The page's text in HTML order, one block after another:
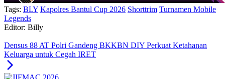
Tags: BLY Kapolres Bantul Cup 2026 Shorttrim Turnamen Mobile
Legends
Editor: Billy
Densus 88 AT Polri Gandeng BKKBN DIY Perkuat Ketahanan
Keluarga untuk Cegah IRET